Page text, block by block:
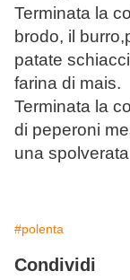
Terminata la
brodo, il
patate
farina di mais.
Terminata la
di peperoni
una
#polenta
Condividi